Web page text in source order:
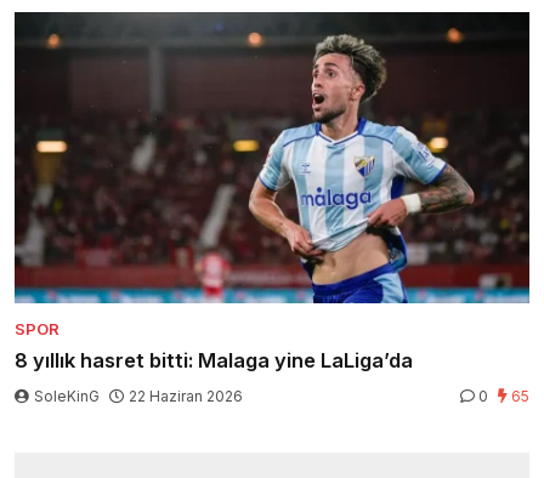
SPOR
8 yıllık hasret bitti: Malaga yine LaLiga’da
SoleKinG 22 Haziran 2026 0 65